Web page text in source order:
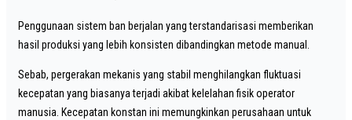
Penggunaan sistem ban berjalan yang terstandarisasi memberikan
hasil produksi yang lebih konsisten dibandingkan metode manual.
Sebab, pergerakan mekanis yang stabil menghilangkan fluktuasi
kecepatan yang biasanya terjadi akibat kelelahan fisik operator
manusia. Kecepatan konstan ini memungkinkan perusahaan untuk